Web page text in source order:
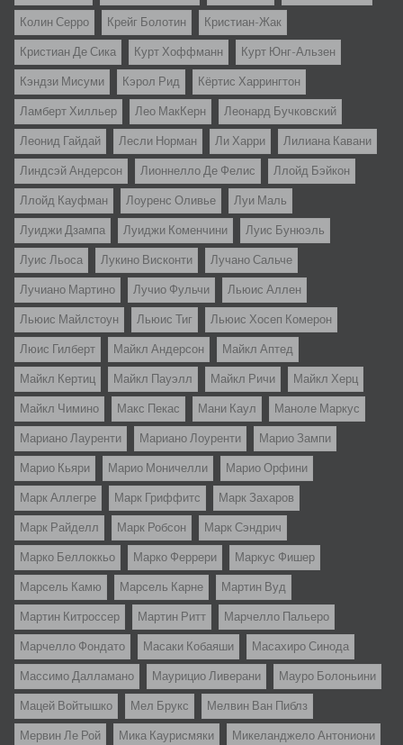
Колин Серро Крейг Болотин Кристиан-Жак
Кристиан Де Сика Курт Хоффманн Курт Юнг-Альзен
Кэндзи Мисуми Кэрол Рид Кёртис Харрингтон
Ламберт Хилльер Лео МакКерн Леонард Бучковский
Леонид Гайдай Лесли Норман Ли Харри Лилиана Кавани
Линдсэй Андерсон Лионнелло Де Фелис Ллойд Бэйкон
Ллойд Кауфман Лоуренс Оливье Луи Маль
Луиджи Дзампа Луиджи Коменчини Луис Бунюэль
Луис Льоса Лукино Висконти Лучано Сальче
Лучиано Мартино Лучио Фульчи Льюис Аллен
Льюис Майлстоун Льюис Тиг Льюис Хосеп Комерон
Люис Гилберт Майкл Андерсон Майкл Аптед
Майкл Кертиц Майкл Пауэлл Майкл Ричи Майкл Херц
Майкл Чимино Макс Пекас Мани Каул Маноле Маркус
Мариано Лауренти Мариано Лоуренти Марио Зампи
Марио Кьяри Марио Моничелли Марио Орфини
Марк Аллегре Марк Гриффитс Марк Захаров
Марк Райделл Марк Робсон Марк Сэндрич
Марко Беллоккьо Марко Феррери Маркус Фишер
Марсель Камю Марсель Карне Мартин Вуд
Мартин Китроссер Мартин Ритт Марчелло Пальеро
Марчелло Фондато Масаки Кобаяши Масахиро Синода
Массимо Далламано Маурицио Ливерани Мауро Болоньини
Мацей Войтышко Мел Брукс Мелвин Ван Пиблз
Мервин Ле Рой Мика Каурисмяки Микеланджело Антониони